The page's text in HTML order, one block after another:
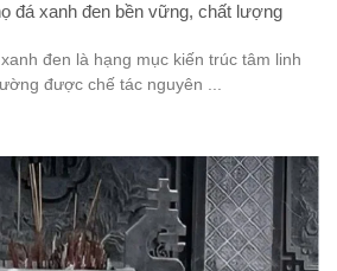
đá xanh đen bền vững, chất lượng
đen là hạng mục kiến trúc tâm linh
được chế tác nguyên ...